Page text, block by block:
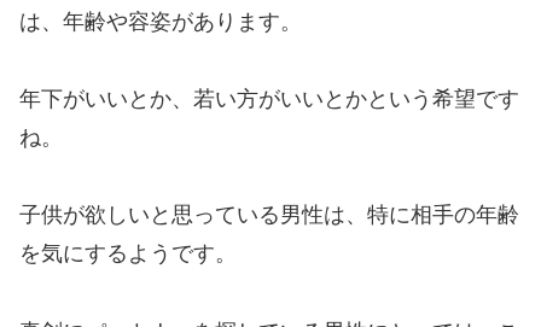
は、年齢や容姿があります。
年下がいいとか、若い方がいいとかという希望です
ね。
子供が欲しいと思っている男性は、特に相手の年齢
を気にするようです。